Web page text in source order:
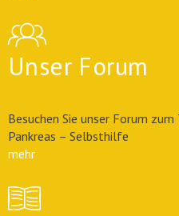
Unser Forum
Besuchen Sie unser Forum
Pankreas – Selbsthilfe
mehr